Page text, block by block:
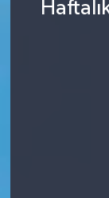
Spor
TFF 3.Lig